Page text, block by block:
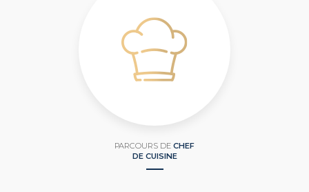
PARCOURS DE CHEF
DE CUISINE